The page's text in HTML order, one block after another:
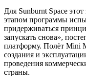
Для Sunburnt Space
этапом программы
придерживаться
запускать снова»,
платформу. Полёт Mini
создания и
проведения
страны.